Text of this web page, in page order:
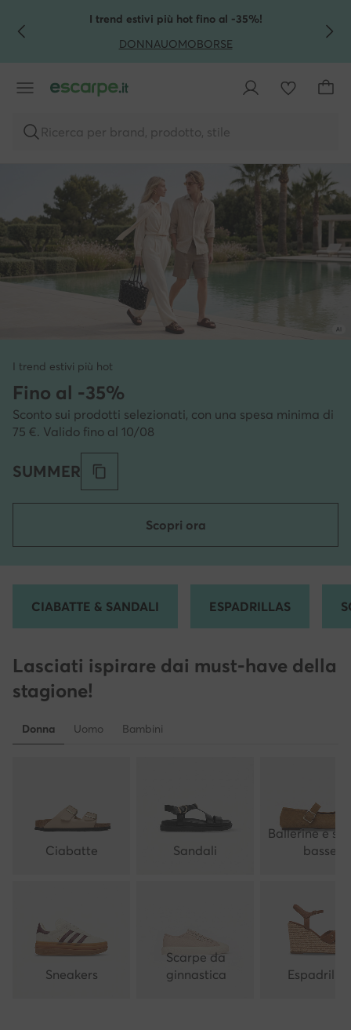
VAI AL CONTENUTO PRINCIPALE
VAI ALLA RICERCAI trend estivi più hot fino al -35%!
DONNAUOMOBORSE
Ricerca per brand, prodotto, stile
I trend estivi più hot
Fino al -35%
Sconto sui prodotti selezionati, con una spesa minima di
75 €. Valido fino al 10/08
SUMMER
Scopri ora
CIABATTE & SANDALI ESPADRILLAS
Lasciati ispirare dai must-have della
stagione!
Donna Uomo Bambini
Ciabatte
Sneakers
Sandali
Scarpe da
ginnastica
Ballerine e
basse
Espadrillas